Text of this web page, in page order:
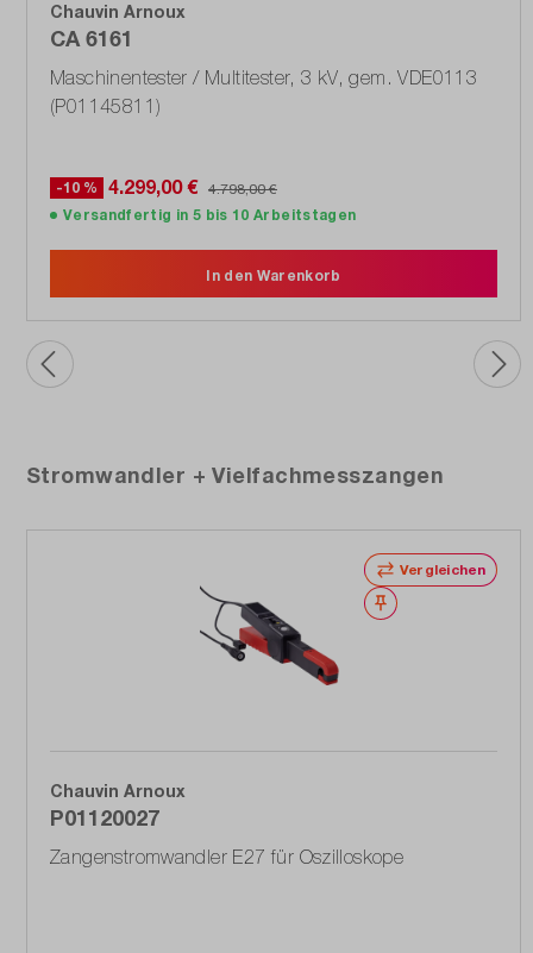
Chauvin Arnoux
CA 6161
Maschinentester / Multitester, 3 kV, gem. VDE0113
(P01145811)
-10 % 4.299,00 € 4.798,00 €
Versandfertig in 5 bis 10 Arbeitstagen
In den Warenkorb
Produktgalerie überspringen
Stromwandler + Vielfachmesszangen
Vergleichen
Merken
Chauvin Arnoux
P01120027
Zangenstromwandler E27 für Oszilloskope